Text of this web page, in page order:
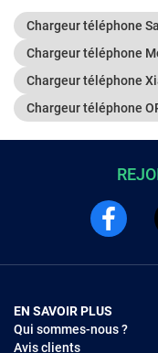
Chargeur téléphone
Chargeur téléphone
Chargeur téléphone
Chargeur téléphone
EN SAVOIR PLUS
Qui sommes-nous ?
Avis clients